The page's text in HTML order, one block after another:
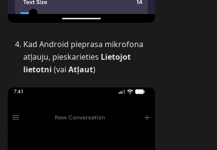
Kad Android pieprasa mikrofona
atļauju, pieskarieties Lietojot
lietotni (vai Atļaut)